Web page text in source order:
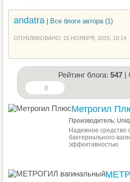
andatra Все блоги автора (1)
ОПУБЛИКОВАНО: 15 НОЯБРЯ, 2015, 18:14
Рейтинг блога: 547 |
0
Метрогил
Производитель:
Надежное средство
бактериального
эффективностью